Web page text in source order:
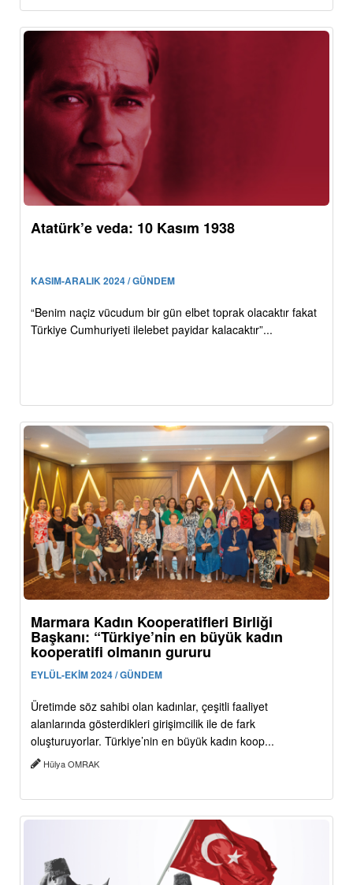
Atatürk’e veda: 10 Kasım 1938
KASIM-ARALIK 2024 / GÜNDEM
“Benim naçiz vücudum bir gün elbet toprak olacaktır fakat
Türkiye Cumhuriyeti ilelebet payidar kalacaktır”...
Marmara Kadın Kooperatifleri Birliği
Başkanı: “Türkiye’nin en büyük kadın
kooperatifi olmanın gururu
EYLÜL-EKİM 2024 / GÜNDEM
Üretimde söz sahibi olan kadınlar, çeşitli faaliyet
alanlarında gösterdikleri girişimcilik ile de fark
oluşturuyorlar. Türkiye’nin en büyük kadın koop...
Hülya OMRAK